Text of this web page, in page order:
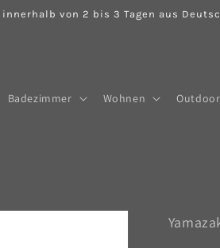
innerhalb von 2 bis 3 Tagen aus
Badezimmer Wohnen Outdoor